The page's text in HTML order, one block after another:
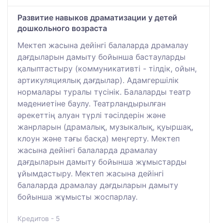
Развитие навыков драматизации у детей
дошкольного возраста
Мектеп жасына дейінгі балаларда драмалау
дағдыларын дамыту бойынша бастауларды
қалыптастыру (коммуникативті - тілдік, ойын,
артикуляциялық дағдылар). Адамгершілік
нормалары туралы түсінік. Балаларды театр
мəдениетіне баулу. Театрландырылған
əрекеттің алуан түрлі тəсілдерін жəне
жанрларын (драмалық, музыкалық, қуыршақ,
клоун жəне тағы басқа) меңгерту. Мектеп
жасына дейінгі балаларда драмалау
дағдыларын дамыту бойынша жұмыстарды
ұйымдастыру. Мектеп жасына дейінгі
балаларда драмалау дағдыларын дамыту
бойынша жұмысты жоспарлау.
Кредитов - 5